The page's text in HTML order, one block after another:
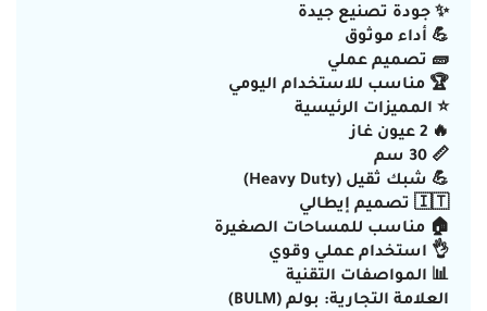
✨ جودة تصنيع جيدة
💪 أداء موثوق
🧱 تصميم عملي
🏆 مناسب للاستخدام اليومي
⭐ المميزات الرئيسية
🔥 2 عيون غاز
📏 30 سم
💪 شبك ثقيل (Heavy Duty)
🇮🇹 تصميم إيطالي
🏠 مناسب للمساحات الصغيرة
👌 استخدام عملي وقوي
📊 المواصفات التقنية
العلامة التجارية: بولم (BULM)